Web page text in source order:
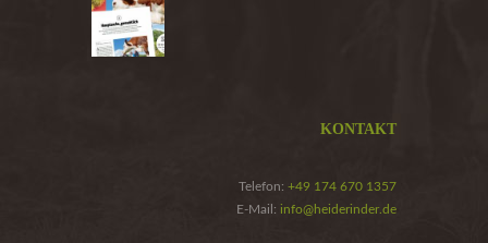
KONTAKT
Telefon: +49 174 670 1357
E-Mail: info@heiderinder.de